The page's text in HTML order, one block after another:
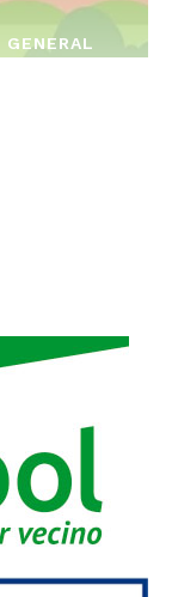
GENERAL